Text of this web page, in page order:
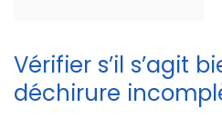
Vérifier s’il s’agit
déchirure